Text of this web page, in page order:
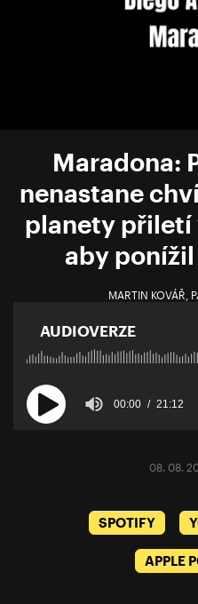
Maradona:
nenastane
planety přiletí
aby
MARTIN KOVÁŘ
AUDIOVERZE
00:00 21:12
08. 08.
SPOTIFY
APPLE